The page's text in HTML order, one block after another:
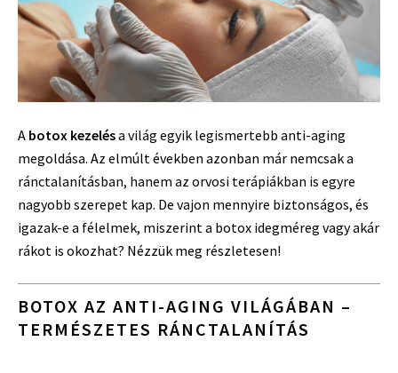
A botox kezelésa világ egyik legismertebb anti-aging
megoldása. Az elmúlt években azonban már nemcsak a
ránctalanításban, hanem az orvosi terápiákban is egyre
nagyobb szerepet kap. De vajon mennyire biztonságos, és
igazak-e a félelmek, miszerint a botox idegméreg vagy akár
rákot is okozhat? Nézzük meg részletesen!
BOTOX AZ ANTI-AGING VILÁGÁBAN –
TERMÉSZETES RÁNCTALANÍTÁS